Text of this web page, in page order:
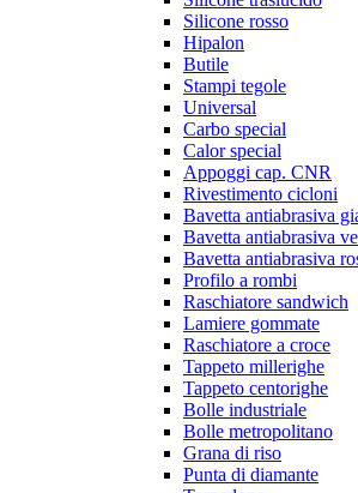
Silicone rosso
Hipalon
Butile
Stampi tegole
Universal
Carbo special
Calor special
Appoggi cap. CNR
Rivestimento cicloni
Bavetta antiabrasiva
Bavetta antiabrasiva
Bavetta antiabrasiva
Profilo a rombi
Raschiatore sandwich
Lamiere gommate
Raschiatore a croce
Tappeto millerighe
Tappeto centorighe
Bolle industriale
Bolle metropolitano
Grana di riso
Punta di diamante